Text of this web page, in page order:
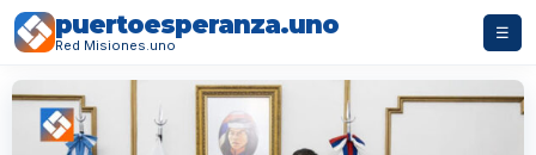
puertoesperanza.uno
Red Misiones.uno
☰